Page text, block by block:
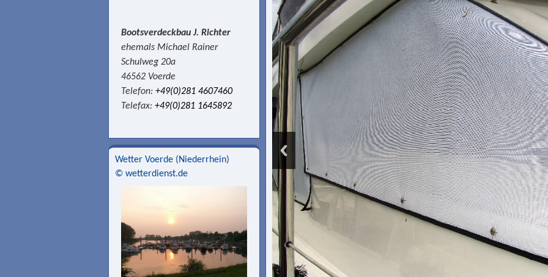
Bootsverdeckbau J. Richter
ehemals Michael Rainer
Schulweg 20a
46562 Voerde
Telefon: +49(0)281 4607460
Telefax: +49(0)281 1645892
Wetter Voerde (Niederrhein)
© wetterdienst.de